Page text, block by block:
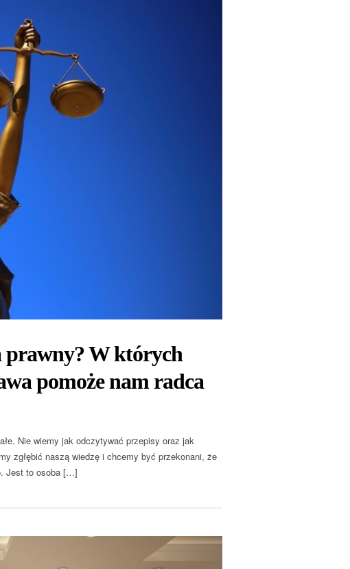
prawny? W których
pomoże nam radca
Nie wiemy jak odczytywać przepisy oraz jak
zgłębić naszą wiedzę i chcemy być przekonani, że
Jest to osoba […]